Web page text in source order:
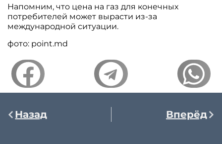
Напомним, что цена на газ для конечных
потребителей может вырасти из-за
международной ситуации.
фото: point.md
Назад Вперёд